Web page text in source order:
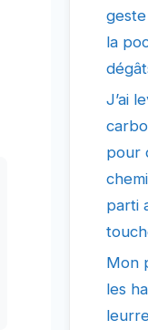
geste
la
J’ai
pour
parti
Mon
les